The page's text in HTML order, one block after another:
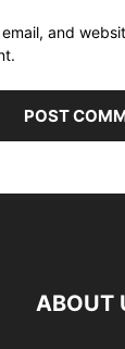
and
ABOUT